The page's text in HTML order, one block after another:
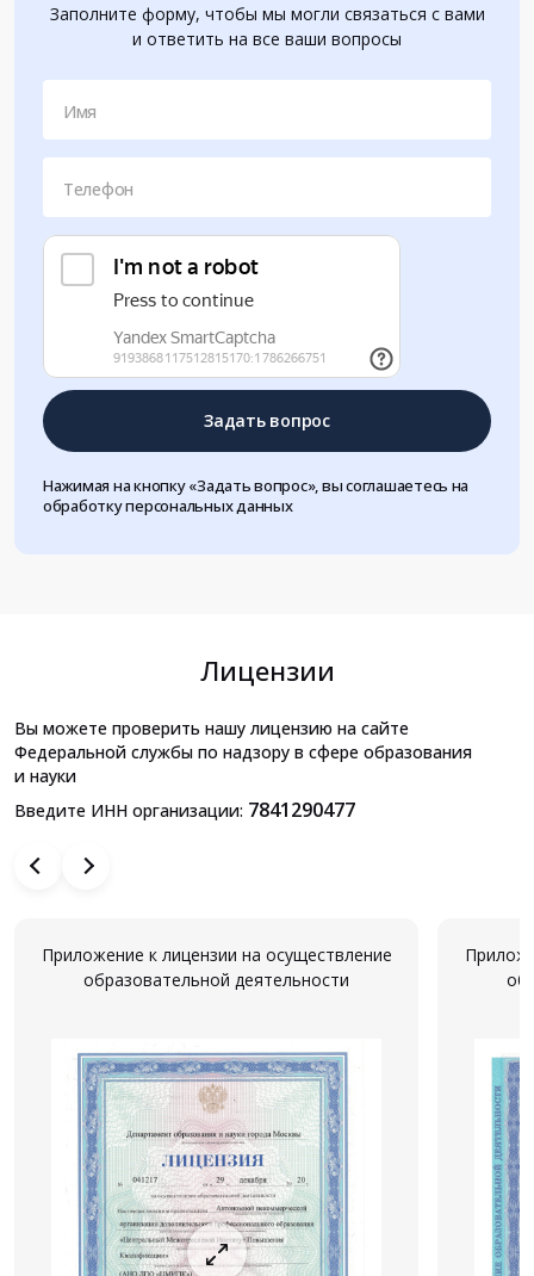
Заполните форму, чтобы мы могли связаться с вами
и ответить на все ваши вопросы
Имя
Телефон
Задать вопрос
Нажимая на кнопку «Задать вопрос», вы соглашаетесь на
обработку персональных данных
Лицензии
Вы можете проверить нашу лицензию на сайте
Федеральной службы по надзору в сфере образования
и науки
Введите ИНН организации: 7841290477
Приложение к лицензии на осуществление
образовательной деятельности